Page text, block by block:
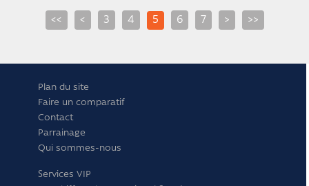
<< < 3 4 5 6 7 > >>
Plan du site
Faire un comparatif
Contact
Parrainage
Qui sommes-nous
Services VIP